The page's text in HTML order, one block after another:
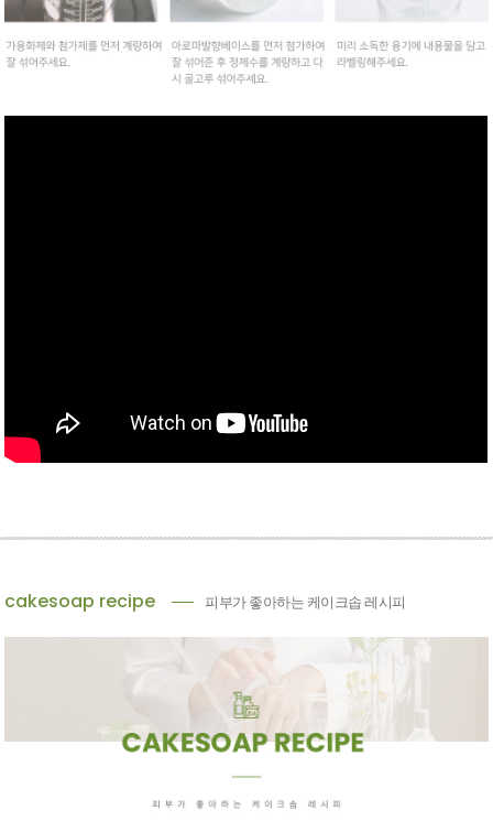
cakesoap recipe 피부가 좋아하는 케이크솝 레시피